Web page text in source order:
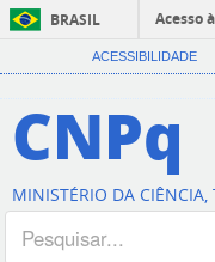
BRASIL
Acesso
ACESSIBILIDADE
CNPq
MINISTÉRIO DA CIÊNCIA,